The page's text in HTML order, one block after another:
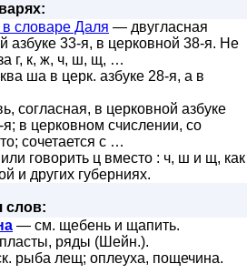
в словаре Даля — двугласная
азбуке 33-я, в церковной 38-я. Не
г, к, ж, ч, ш, щ, …
ша в церк. азбуке 28-я, а в
согласная, в церковной азбуке
я; в церковном счислении, со
сочетается с …
говорить ц вместо : ч, ш и щ, как
и других губерниях.
слов:
— см. щебень и щапить.
ряды (Шейн.).
рыба лещ; оплеуха, пощечина.